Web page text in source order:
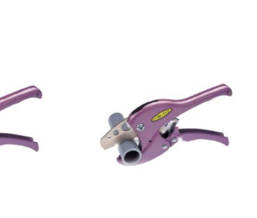
Add to
wishlist
Add to
wishlist